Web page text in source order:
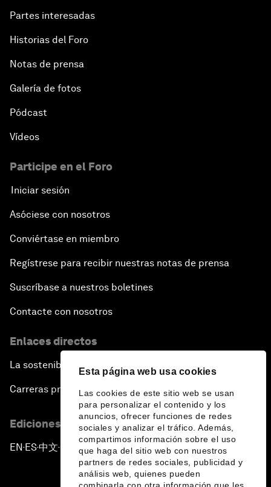
Esta página web usa cookies
Las cookies de este sitio web se usan
para personalizar el contenido y los
anuncios, ofrecer funciones de redes
sociales y analizar el tráfico. Además,
compartimos información sobre el uso
que haga del sitio web con nuestros
partners de redes sociales, publicidad y
análisis web, quienes pueden
Partes interesadas
Historias del Foro
Notas de prensa
Galería de fotos
Pódcast
Vídeos
Participe en el Foro
Iniciar sesión
Asóciese con nosotros
Conviértase en miembro
Regístrese para recibir nuestras notas de prensa
Suscríbase a nuestros boletines
Contacte con nosotros
Enlaces directos
La sostenibilidad en el Foro
Carreras profesionales
Ediciones en otros idiomas
EN ▪ ES▪中文▪ 日本語